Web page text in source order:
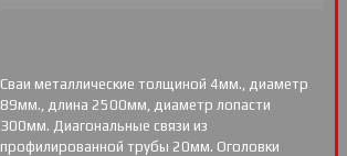
Сваи металлические толщиной 4мм., диаметр
89мм., длина 2500мм, диаметр лопасти
300мм. Диагональные связи из
профилированной трубы 20мм. Оголовки